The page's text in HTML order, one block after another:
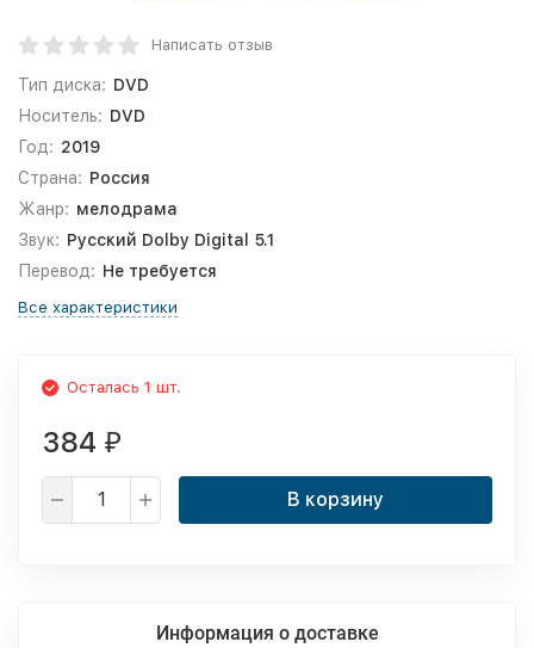
Написать отзыв
Тип диска: DVD
Носитель: DVD
Год: 2019
Страна: Россия
Жанр: мелодрама
Звук: Русский Dolby Digital 5.1
Перевод: Не требуется
Все характеристики
Осталась 1 шт.
384 ₽
В корзину
Информация о доставке